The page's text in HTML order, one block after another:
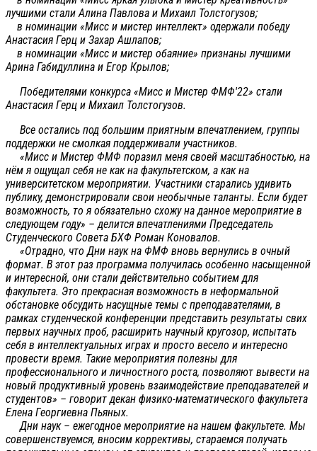
лучшими стали Алина Павлова и Михаил Толстогузов;
в номинации «Мисс и мистер интеллект» одержали победу
Анастасия Герц и Захар Ашлапов;
в номинации «Мисс и мистер обаяние» признаны лучшими
Арина Габидуллина и Егор Крылов;
Победителями конкурса «Мисс и Мистер ФМФ'22» стали
Анастасия Герц и Михаил Толстогузов.
Все остались под большим приятным впечатлением, группы
поддержки не смолкая поддерживали участников.
«Мисс и Мистер ФМФ поразил меня своей масштабностью, на
нём я ощущал себя не как на факультетском, а как на
университетском мероприятии. Участники старались удивить
публику, демонстрировали свои необычные таланты. Если будет
возможность, то я обязательно схожу на данное мероприятие в
следующем году» – делится впечатлениями Председатель
Студенческого Совета БХФ Роман Коновалов.
«Отрадно, что Дни наук на ФМФ вновь вернулись в очный
формат. В этот раз программа получилась особенно насыщенной
и интересной, они стали действительно событием для
факультета. Это прекрасная возможность в неформальной
обстановке обсудить насущные темы с преподавателями, в
рамках студенческой конференции представить результаты свих
первых научных проб, расширить научный кругозор, испытать
себя в интеллектуальных играх и просто весело и интересно
провести время. Такие мероприятия полезны для
профессионального и личностного роста, позволяют вывести на
новый продуктивный уровень взаимодействие преподавателей и
студентов» – говорит декан физико-математического факультета
Елена Георгиевна Пьяных.
Дни наук – ежегодное мероприятие на нашем факультете. Мы
совершенствуемся, вносим коррективы, стараемся получать